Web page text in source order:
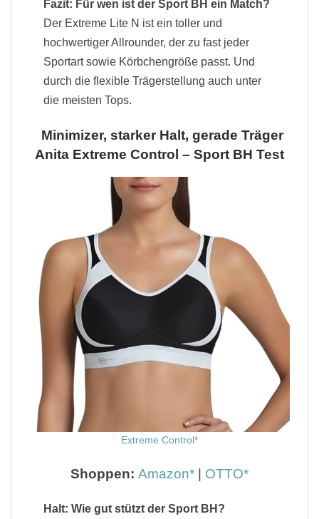
Fazit: Für wen ist der Sport BH ein Match?
Der Extreme Lite N ist ein toller und
hochwertiger Allrounder, der zu fast jeder
Sportart sowie Körbchengröße passt. Und
durch die flexible Trägerstellung auch unter
die meisten Tops.
Minimizer, starker Halt, gerade Träger
Anita Extreme Control – Sport BH Test
Extreme Control
Shoppen: Amazon | OTTO
Halt: Wie gut stützt der Sport BH?